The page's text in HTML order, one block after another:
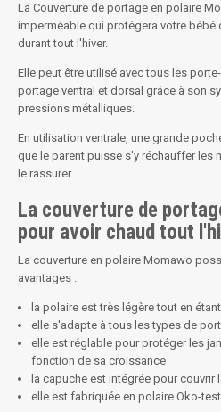
La Couverture de portage en polaire
imperméable qui protégera votre bébé
durant tout l'hiver.
Elle peut être utilisé avec tous les
portage ventral et dorsal grâce à son
pressions métalliques.
En utilisation ventrale, une grande
que le parent puisse s'y réchauffer les
le rassurer.
La couverture de
pour avoir chaud tout
La couverture en polaire Momawo
avantages :
la polaire est très légère tout en
elle s'adapte à tous les types de
elle est réglable pour protéger les
fonction de sa croissance
la capuche est intégrée pour couvrir
elle est fabriquée en polaire Oko-